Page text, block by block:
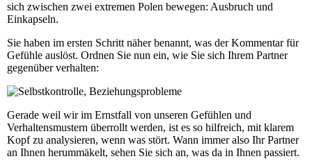
sich zwischen zwei extremen Polen bewegen: Ausbruch und
Einkapseln.
Sie haben im ersten Schritt näher benannt, was der Kommentar für
Gefühle auslöst. Ordnen Sie nun ein, wie Sie sich Ihrem Partner
gegenüber verhalten:
Gerade weil wir im Ernstfall von unseren Gefühlen und
Verhaltensmustern überrollt werden, ist es so hilfreich, mit klarem
Kopf zu analysieren, wenn was stört. Wann immer also Ihr Partner
an Ihnen herummäkelt, sehen Sie sich an, was da in Ihnen passiert.